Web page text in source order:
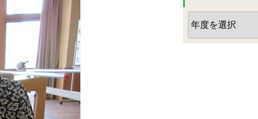
ア
ー
カ